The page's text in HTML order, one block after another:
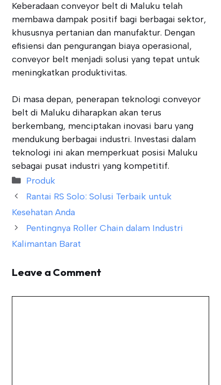
Keberadaan conveyor belt di Maluku telah
membawa dampak positif bagi berbagai sektor,
khususnya pertanian dan manufaktur. Dengan
efisiensi dan pengurangan biaya operasional,
conveyor belt menjadi solusi yang tepat untuk
meningkatkan produktivitas.
Di masa depan, penerapan teknologi conveyor
belt di Maluku diharapkan akan terus
berkembang, menciptakan inovasi baru yang
mendukung berbagai industri. Investasi dalam
teknologi ini akan memperkuat posisi Maluku
sebagai pusat industri yang kompetitif.
Categories
Produk
Rantai RS Solo: Solusi Terbaik untuk
Kesehatan Anda
Pentingnya Roller Chain dalam Industri
Kalimantan Barat
Leave a Comment